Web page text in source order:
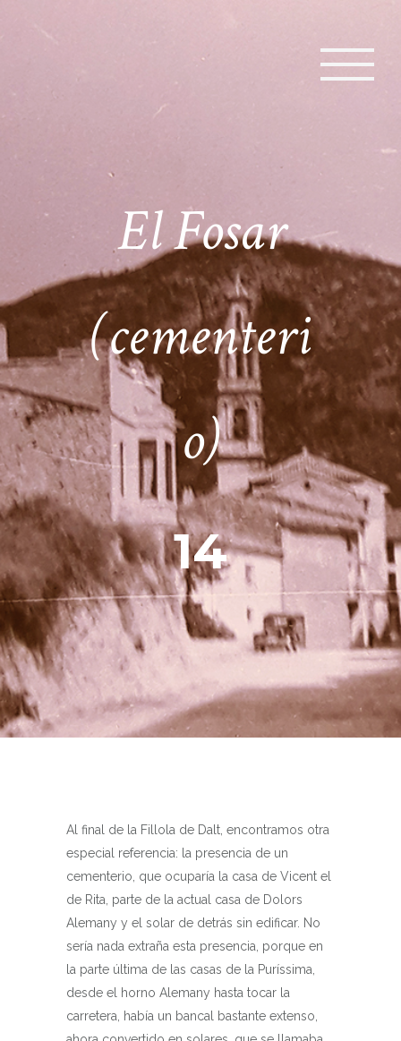
El Fosar
(cementeri
o)
14
Al final de la Fillola de Dalt, encontramos otra
especial referencia: la presencia de un
cementerio, que ocuparía la casa de Vicent el
de Rita, parte de la actual casa de Dolors
Alemany y el solar de detrás sin edificar. No
sería nada extraña esta presencia, porque en
la parte última de las casas de la Puríssima,
desde el horno Alemany hasta tocar la
carretera, había un bancal bastante extenso,